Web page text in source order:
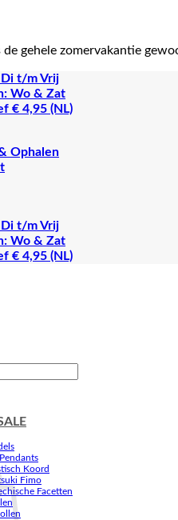
de gehele zomervakantie
t/m Vrij
Wo & Zat
€ 4,95 (NL)
Ophalen
t/m Vrij
Wo & Zat
€ 4,95 (NL)
Koord
Fimo
Facetten